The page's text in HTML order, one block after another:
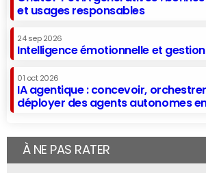
et usages responsables
24 sep 2026
Intelligence émotionnelle et
01 oct 2026
IA agentique : concevoir,
déployer des agents autonomes
À NE PAS RATER